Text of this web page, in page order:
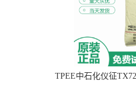
TPEE中石化仪征